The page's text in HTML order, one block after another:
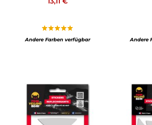
Andere Farben verfügbar Andere